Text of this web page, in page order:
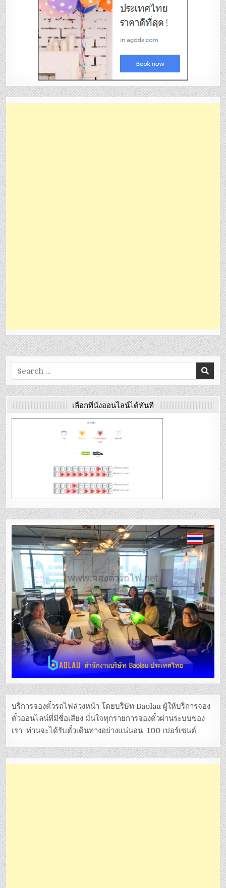
Search
for:
เลือกที่นั่งออนไลน์ได้ทันที
บริการจองตั๋วรถไฟล่วงหน้า โดยบริษัท Baolau ผู้ให้บริการจอง
ตั๋วออนไลน์ที่มีชื่อเสียง มั่นใจทุกรายการจองตั๋วผ่านระบบของ
เรา ท่านจะได้รับตั๋วเดินทางอย่างแน่นอน 100 เปอร์เซนต์